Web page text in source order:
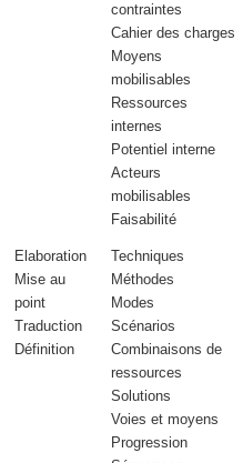
contraintes
Cahier des charges
Moyens
mobilisables
Ressources
internes
Potentiel interne
Acteurs
mobilisables
Faisabilité
Elaboration
Mise au
point
Traduction
Définition
Techniques
Méthodes
Modes
Scénarios
Combinaisons de
ressources
Solutions
Voies et moyens
Progression